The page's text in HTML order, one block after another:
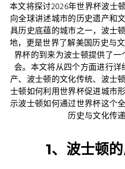
本文将探讨2026年世界杯波士
向全球讲述城市的历史遗产和
具历史底蕴的城市之一，波士
地，更是世界了解美国历史与
界杯的到来为波士顿提供了
会。本文将从四个方面进行
产、波士顿的文化传统、波士
士顿如何利用世界杯促进城市
示波士顿如何通过世界杯这个
历史与文化传
1、波士顿